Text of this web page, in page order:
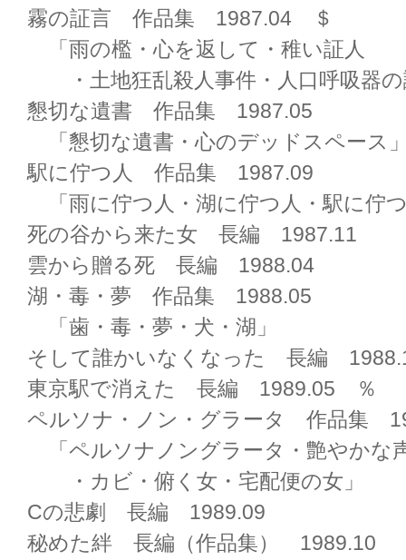
霧の証言 作品集 1987.04 ＄
「雨の檻・心を返して・稚い証人
・土地狂乱殺人事件・人口呼吸器の
懇切な遺書 作品集 1987.05
「懇切な遺書・心のデッドスペース
駅に佇つ人 作品集 1987.09
「雨に佇つ人・湖に佇つ人・駅に佇
死の谷から来た女 長編 1987.11
雲から贈る死 長編 1988.04
湖・毒・夢 作品集 1988.05
「歯・毒・夢・犬・湖」
そして誰かいなくなった 長編
東京駅で消えた 長編 1989.05 ％
ペルソナ・ノン・グラータ 作品集
「ペルソナノングラータ・艶やかな
・カビ・俯く女・宅配便の女」
Cの悲劇 長編 1989.09
秘めた絆 長編（作品集） 1989.10